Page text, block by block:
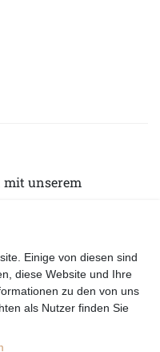
mit unserem
Einige von diesen sind
diese Website und Ihre
zu den von uns
als Nutzer finden Sie